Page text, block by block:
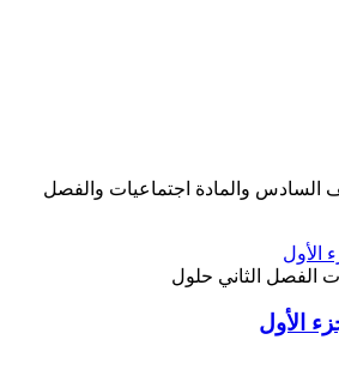
والمادة اجتماعيات والفصل
الفصل الثاني حلول
الأول